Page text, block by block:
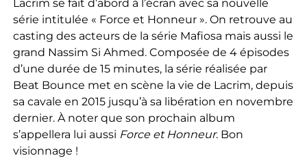
Lacrim se fait d’abord à l’écran avec sa nouvelle
série intitulée « Force et Honneur ». On retrouve au
casting des acteurs de la série Mafiosa mais aussi le
grand Nassim Si Ahmed. Composée de 4 épisodes
d’une durée de 15 minutes, la série réalisée par
Beat Bounce met en scène la vie de Lacrim, depuis
sa cavale en 2015 jusqu’à sa libération en novembre
dernier. À noter que son prochain album
s’appellera lui aussi Force et Honneur. Bon
visionnage !